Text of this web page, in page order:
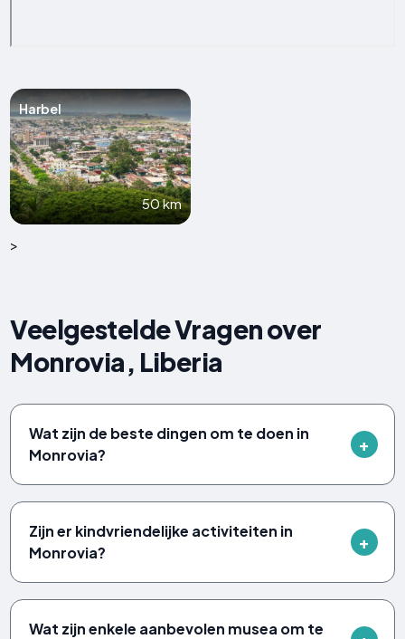
Harbel
50 km
>
Veelgestelde Vragen over
Monrovia, Liberia
Wat zijn de beste dingen om te doen in
Monrovia?
Zijn er kindvriendelijke activiteiten in
Monrovia?
Wat zijn enkele aanbevolen musea om te